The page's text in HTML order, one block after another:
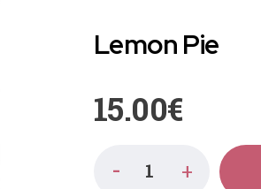
Lemon Pie
15.00€